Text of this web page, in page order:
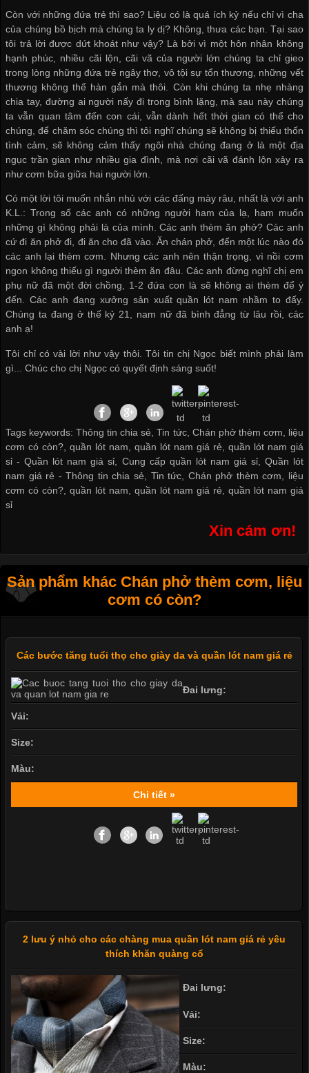
Còn với những đứa trẻ thì sao? Liệu có là quá ích kỷ nếu chỉ vì cha
của chúng bồ bịch mà chúng ta ly dị? Không, thưa các bạn. Tại sao
tôi trả lời được dứt khoát như vậy? Là bởi vì một hôn nhân không
hạnh phúc, nhiều cãi lộn, cãi vã của người lớn chúng ta chỉ gieo
trong lòng những đứa trẻ ngây thơ, vô tội sự tổn thương, những vết
thương không thể hàn gắn mà thôi. Còn khi chúng ta nhẹ nhàng
chia tay, đường ai người nấy đi trong bình lặng, mà sau này chúng
ta vẫn quan tâm đến con cái, vẫn dành hết thời gian có thể cho
chúng, để chăm sóc chúng thì tôi nghĩ chúng sẽ không bị thiếu thốn
tình cảm, sẽ không cảm thấy ngôi nhà chúng đang ở là một địa
ngục trần gian như nhiều gia đình, mà nơi cãi vã đánh lộn xảy ra
như cơm bữa giữa hai người lớn.
Có một lời tôi muốn nhắn nhủ với các đấng mày râu, nhất là với anh
K.L.: Trong số các anh có những người ham của lạ, ham muốn
những gì không phải là của mình. Các anh thèm ăn phở? Các anh
cứ đi ăn phở đi, đi ăn cho đã vào. Ăn chán phở, đến một lúc nào đó
các anh lại thèm cơm. Nhưng các anh nên thận trọng, vì nồi cơm
ngon không thiếu gì người thèm ăn đâu. Các anh đừng nghĩ chị em
phụ nữ đã một đời chồng, 1-2 đứa con là sẽ không ai thèm để ý
đến. Các anh đang xưởng sản xuất quần lót nam nhầm to đấy.
Chúng ta đang ở thế kỷ 21, nam nữ đã bình đẳng từ lâu rồi, các
anh ạ!
Tôi chỉ có vài lời như vậy thôi. Tôi tin chị Ngọc biết mình phải làm
gì... Chúc cho chị Ngọc có quyết định sáng suốt!
Tags keywords: Thông tin chia sẻ, Tin tức, Chán phở thèm cơm, liệu
cơm có còn?, quần lót nam, quần lót nam giá rẻ, quần lót nam giá
sỉ -Quần lót nam giá sỉ Cung cấp quần lót nam giá sỉ, Quần lót
nam giá rẻ -Thông tin chia sẻ Tin tức Chán phở thèm cơm
liệu
cơm có còn? ,quần lót nam ,quần lót nam giá rẻ
quần lót nam giá
sỉ
Xin cám ơn!
Sản phẩm khác Chán phở thèm cơm, liệu
cơm có còn?
Các bước tăng tuổi thọ cho giày da và quần lót nam giá rẻ
Đai lưng:
Vải:
Size:
Màu:
Chi tiết »
2 lưu ý nhỏ cho các chàng mua quần lót nam giá rẻ yêu
thích khăn quàng cổ
Đai lưng:
Vải:
Size:
Màu: